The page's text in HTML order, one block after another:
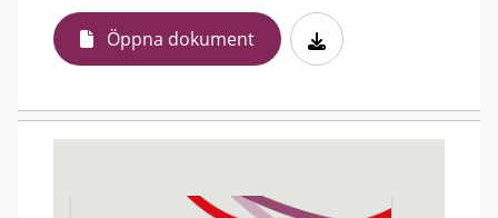
Öppna dokument